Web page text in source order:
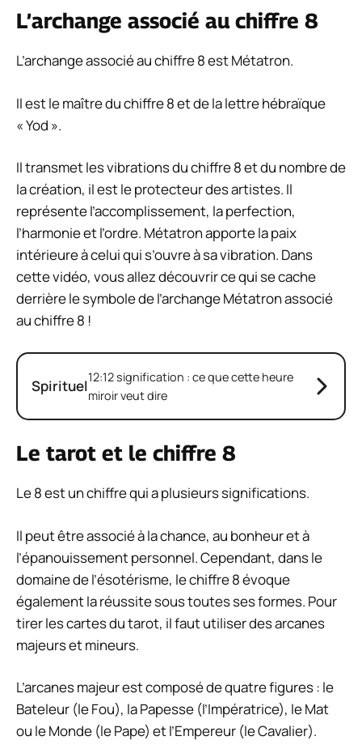
L’archange associé au chiffre 8
L’archange associé au chiffre 8 est Métatron.
Il est le maître du chiffre 8 et de la lettre hébraïque
« Yod ».
Il transmet les vibrations du chiffre 8 et du nombre de
la création, il est le protecteur des artistes. Il
représente l’accomplissement, la perfection,
l’harmonie et l’ordre. Métatron apporte la paix
intérieure à celui qui s’ouvre à sa vibration. Dans
cette vidéo, vous allez découvrir ce qui se cache
derrière le symbole de l’archange Métatron associé
au chiffre 8 !
Spirituel12:12 signification : ce que cette heure
miroir veut dire
Le tarot et le chiffre 8
Le 8 est un chiffre qui a plusieurs significations.
Il peut être associé à la chance, au bonheur et à
l’épanouissement personnel. Cependant, dans le
domaine de l’ésotérisme, le chiffre 8 évoque
également la réussite sous toutes ses formes. Pour
tirer les cartes du tarot, il faut utiliser des arcanes
majeurs et mineurs.
L’arcanes majeur est composé de quatre figures : le
Bateleur (le Fou), la Papesse (l’Impératrice), le Mat
ou le Monde (le Pape) et l’Empereur (le Cavalier).